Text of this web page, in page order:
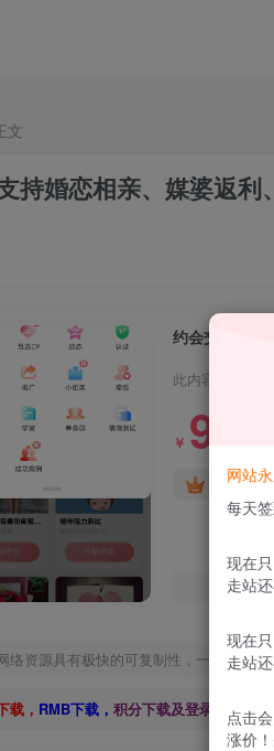
文
持婚恋相亲、媒婆返
此内容为付费
￥ 9.9
DS中级会
资源具有极快的可复制性，一经出售不
载， RMB下载， 积分下载及登录回复下
网站
每天
现在
走站还
现在
走站还
点击
涨价